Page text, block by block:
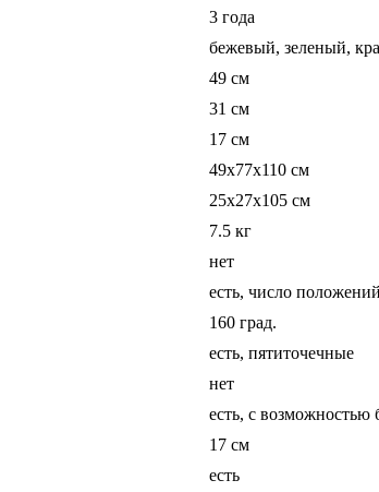
3 года
бежевый, зеленый,
49 см
31 см
17 см
49x77x110 см
25x27x105 см
7.5 кг
нет
есть, число
160 град.
есть, пятиточечные
нет
есть, с возможностью
17 см
есть